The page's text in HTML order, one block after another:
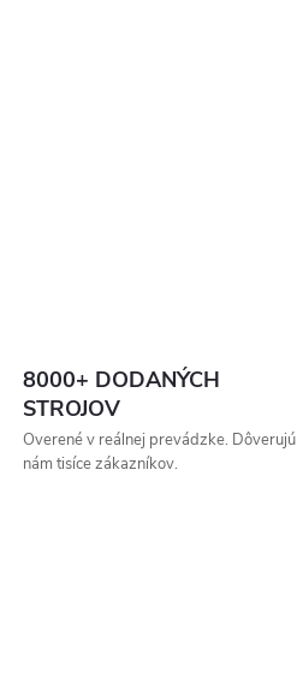
8000+ DODANÝCH
STROJOV
Overené v reálnej prevádzke. Dôverujú
nám tisíce zákazníkov.